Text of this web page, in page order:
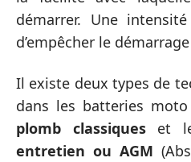
démarrer. Une
d’empêcher le
Il existe deux types de
dans les batteries
plomb classiqueset
entretien ou AGM